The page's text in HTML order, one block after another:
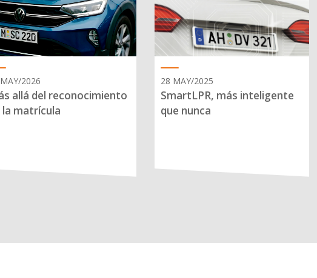
2026
allá del reconocimiento
la matrícula
28 MAY/2025
SmartLPR, más inteligente
que nunca